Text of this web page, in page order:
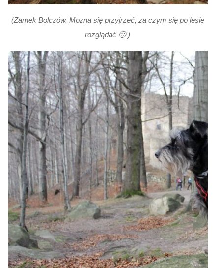
(Zamek Bolczów. Można się przyjrzeć, za czym się po lesie
rozglądać 🙂 )